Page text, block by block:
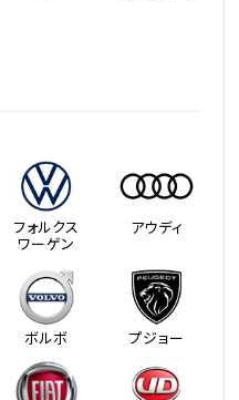
フォルクス
ワーゲン
アウディ
ボルボ プジョー